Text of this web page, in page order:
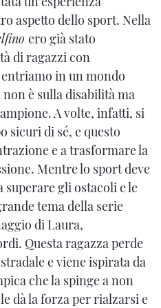
aspetto dello sport. Nella
ero già stato
di ragazzi con
in un mondo
è sulla disabilità ma
A volte, infatti, si
sicuri di sé, e questo
e a trasformare la
Mentre lo sport deve
gli ostacoli e le
tema della serie
di Laura,
Questa ragazza perde
e viene ispirata da
che la spinge a non
dà la forza per rialzarsi e